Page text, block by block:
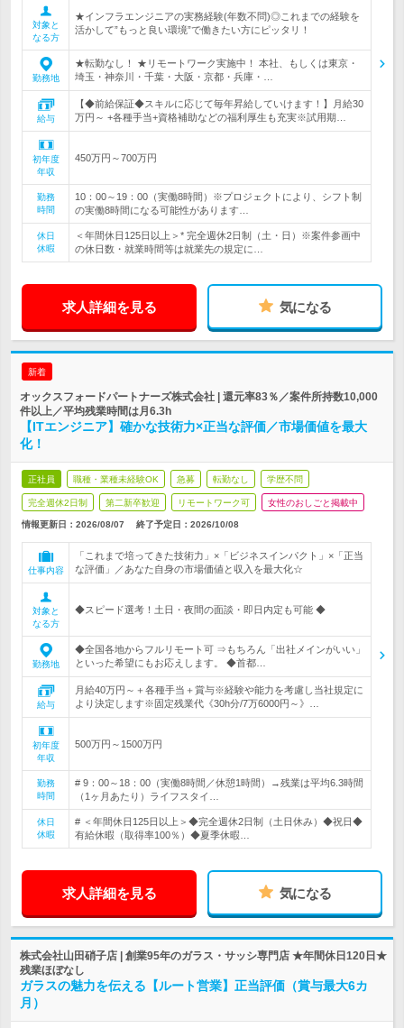
対象と
なる方
★インフラエンジニアの実務経験(年数不問)◎これまでの経験を
活かして”もっと良い環境”で働きたい方にピッタリ！
勤務地
★転勤なし！ ★リモートワーク実施中！ 本社、もしくは東京・
埼玉・神奈川・千葉・大阪・京都・兵庫・…
給与
【◆前給保証◆スキルに応じて毎年昇給していけます！】月給30
万円～ +各種手当+資格補助などの福利厚生も充実※試用期…
初年度
年収
450万円～700万円
勤務
時間
10：00～19：00（実働8時間）※プロジェクトにより、シフト制
の実働8時間になる可能性があります…
休日
休暇
＜年間休日125日以上＞* 完全週休2日制（土・日）※案件参画中
の休日数・就業時間等は就業先の規定に…
求人詳細を見る 気になる
新着
オックスフォードパートナーズ株式会社 | 還元率83％／案件所持数10,000
件以上／平均残業時間は月6.3h
【ITエンジニア】確かな技術力×正当な評価／市場価値を最大
化！
正社員 職種・業種未経験OK 急募 転勤なし 学歴不問
完全週休2日制 第二新卒歓迎 リモートワーク可 女性のおしごと掲載中
情報更新日：2026/08/07 終了予定日： 2026/10/08
仕事内容
「これまで培ってきた技術力」×「ビジネスインパクト」×「正当
な評価」／あなた自身の市場価値と収入を最大化☆
対象と
なる方
◆スピード選考！土日・夜間の面談・即日内定も可能 ◆
勤務地
◆全国各地からフルリモート可 ⇒もちろん「出社メインがいい」
といった希望にもお応えします。 ◆首都…
給与
月給40万円～＋各種手当＋賞与※経験や能力を考慮し当社規定に
より決定します※固定残業代《30h分/7万6000円～》…
初年度
年収
500万円～1500万円
勤務
時間
# 9：00～18：00（実働8時間／休憩1時間）→残業は平均6.3時間
（1ヶ月あたり）ライフスタイ…
休日
休暇
# ＜年間休日125日以上＞◆完全週休2日制（土日休み）◆祝日◆
有給休暇（取得率100％）◆夏季休暇…
求人詳細を見る 気になる
株式会社山田硝子店 | 創業95年のガラス・サッシ専門店 ★年間休日120日★
残業ほぼなし
ガラスの魅力を伝える【ルート営業】正当評価（賞与最大6カ
月）